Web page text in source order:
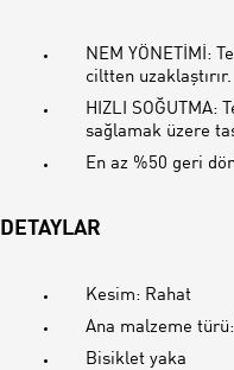
NEM YÖNETİMİ:
ciltten uzaklaştırır.
HIZLI SOĞUTMA:
sağlamak üzere
En az %50 geri
DETAYLAR
Kesim: Rahat
Ana malzeme
Bisiklet yaka